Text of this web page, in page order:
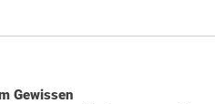
Gewissen